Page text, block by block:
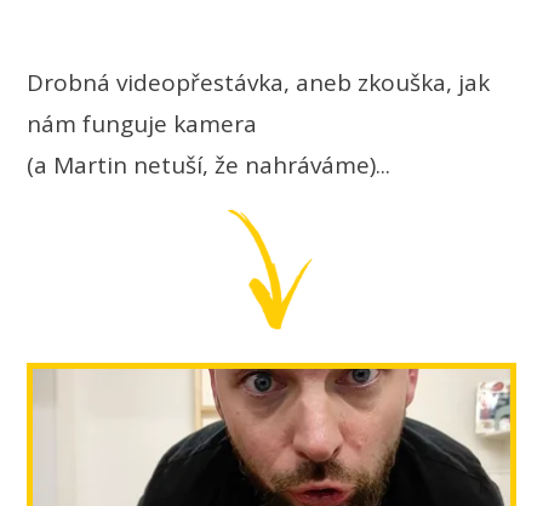
Drobná videopřestávka, aneb zkouška, jak
nám funguje kamera
(a Martin netuší, že nahráváme)...